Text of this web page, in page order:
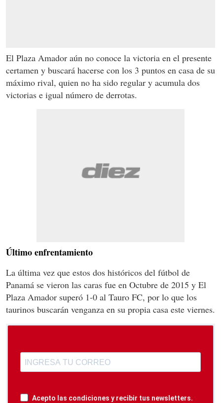
El Plaza Amador aún no conoce la victoria en el presente
certamen y buscará hacerse con los 3 puntos en casa de su
máximo rival, quien no ha sido regular y acumula dos
victorias e igual número de derrotas.
Último enfrentamiento
La última vez que estos dos históricos del fútbol de
Panamá se vieron las caras fue en Octubre de 2015 y El
Plaza Amador superó 1-0 al Tauro FC, por lo que los
taurinos buscarán venganza en su propia casa este viernes.
Acepto las condiciones y recibir tus newsletters.